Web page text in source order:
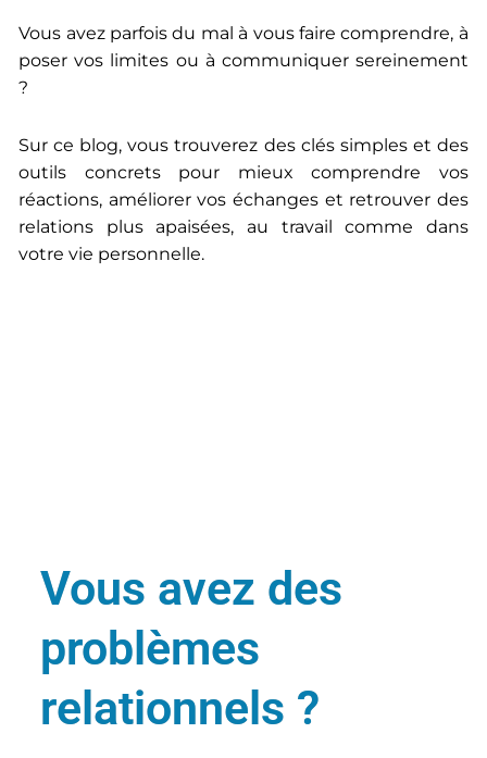
Vous avez parfois du mal à vous faire comprendre, à
poser vos limites ou à communiquer sereinement
?
Sur ce blog, vous trouverez des clés simples et des
outils concrets pour mieux comprendre vos
réactions, améliorer vos échanges et retrouver des
relations plus apaisées, au travail comme dans
votre vie personnelle.
Vous avez des
problèmes
relationnels ?